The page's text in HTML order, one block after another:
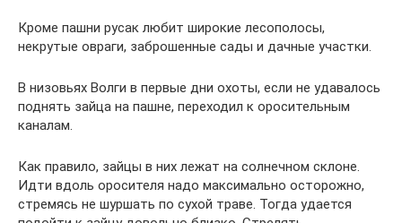
Кроме пашни русак любит широкие лесополосы,
некрутые овраги, заброшенные сады и дачные участки.
В низовьях Волги в первые дни охоты, если не удавалось
поднять зайца на пашне, переходил к оросительным
каналам.
Как правило, зайцы в них лежат на солнечном склоне.
Идти вдоль оросителя надо максимально осторожно,
стремясь не шуршать по сухой траве. Тогда удается